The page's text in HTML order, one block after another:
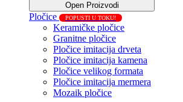
Open Proizvodi
Pločice POPUSTI U TOKU!
Keramičke pločice
Granitne pločice
Pločice imitacija drveta
Pločice imitacija kamena
Pločice velikog formata
Pločice imitacija mermera
Mozaik pločice